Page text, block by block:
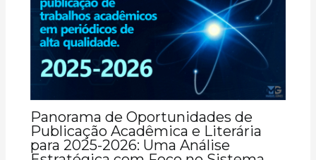
Panorama de Oportunidades de
Publicação Acadêmica e Literária
para 2025-2026: Uma Análise